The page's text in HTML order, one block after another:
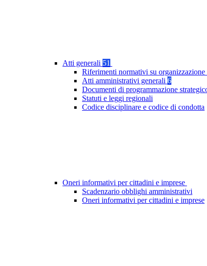
Atti generali 51
Riferimenti normativi su organizzazione
Atti amministrativi generali 6
Documenti di programmazione
Statuti e leggi regionali
Codice disciplinare e codice di condotta
Oneri informativi per cittadini e imprese
Scadenzario obblighi amministrativi
Oneri informativi per cittadini e imprese